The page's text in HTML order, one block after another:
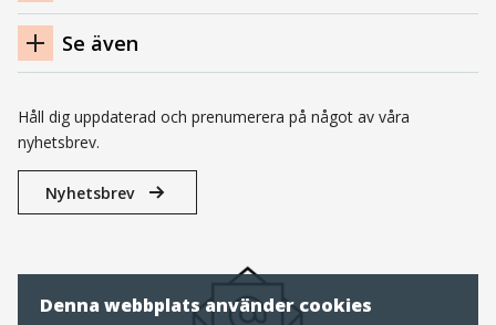
Denna webbplats använder cookies
Se även
Håll dig uppdaterad och prenumerera på något av våra
nyhetsbrev.
Nyhetsbrev